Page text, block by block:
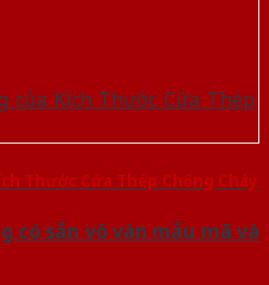
Thước Cửa Thép Chống Cháy
sẵn vô vàn mẫu mã và